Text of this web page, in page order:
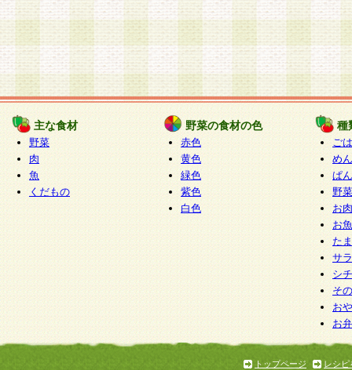
主な食材
野菜
肉
魚
くだもの
野菜の食材の色
赤色
黄色
緑色
紫色
白色
種
ご
めん
ぱん
野
お
お
た
サ
シ
そ
お
お
トップページ
レシピ